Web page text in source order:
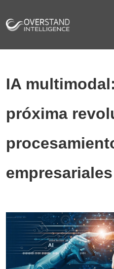
IA
próxima
empresariales